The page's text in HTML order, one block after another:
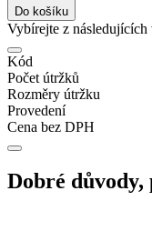
Do košíku
Vybírejte z následujících
Kód
Počet útržků
Rozměry útržku
Provedení
Cena bez DPH
Dobré důvody,